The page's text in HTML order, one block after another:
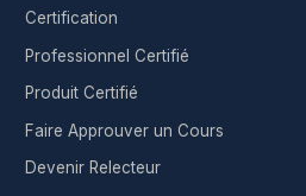
Certification
Professionnel Certifié
Produit Certifié
Faire Approuver un Cours
Devenir Relecteur